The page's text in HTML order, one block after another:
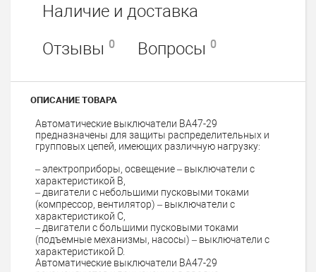
Наличие и доставка
Отзывы 0 Вопросы 0
ОПИСАНИЕ ТОВАРА
Автоматические выключатели ВА47-29
предназначены для защиты распределительных и
групповых цепей, имеющих различную нагрузку:
– электроприборы, освещение – выключатели с
характеристикой В,
– двигатели с небольшими пусковыми токами
(компрессор, вентилятор) – выключатели с
характеристикой C,
– двигатели с большими пусковыми токами
(подъемные механизмы, насосы) – выключатели с
характеристикой D.
Автоматические выключатели ВА47-29